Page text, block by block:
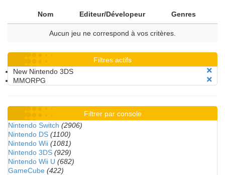
Nom Editeur/Dévelopeur Genres
Aucun jeu ne correspond à vos critères.
Filtres actifs
New Nintendo 3DS
MMORPG
Filtrer par console
Nintendo Switch (2906)
Nintendo DS (1100)
Nintendo Wii (1081)
Nintendo 3DS (929)
Nintendo Wii U (682)
GameCube (422)